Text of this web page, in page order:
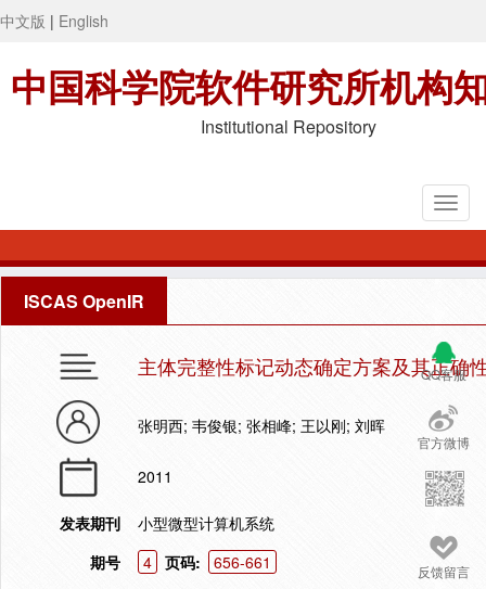
中文版 | English
中国科学院软件研究所机构
Institutional Repository
ISCAS OpenIR
QQ客服
官方微博
反馈留言
主体完整性标记动态确定方案及其正确
张明西; 韦俊银; 张相峰; 王以刚; 刘晖
2011
发表期刊
小型微型计算机系统
期号
4 页码:
656-661